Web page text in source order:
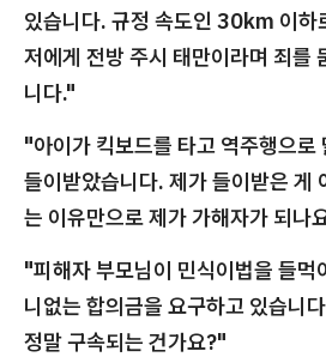
있습니다. 규정 속도인 30km 이하
저에게 전방 주시 태만이라며 죄를
니다."
"아이가 킥보드를 타고 역주행으로
들이받았습니다. 제가 들이받은 게
는 이유만으로 제가 가해자가 되나
"피해자 부모님이 민식이법을 들먹
니없는 합의금을 요구하고 있습니
정말 구속되는 건가요?"